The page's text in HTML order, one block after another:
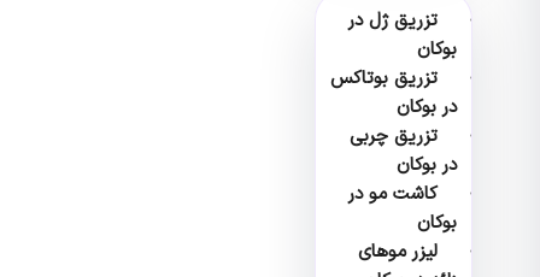
تزریق ژل در
بوکان
تزریق بوتاکس
در بوکان
تزریق چربی
در بوکان
کاشت مو در
بوکان
لیزر موهای